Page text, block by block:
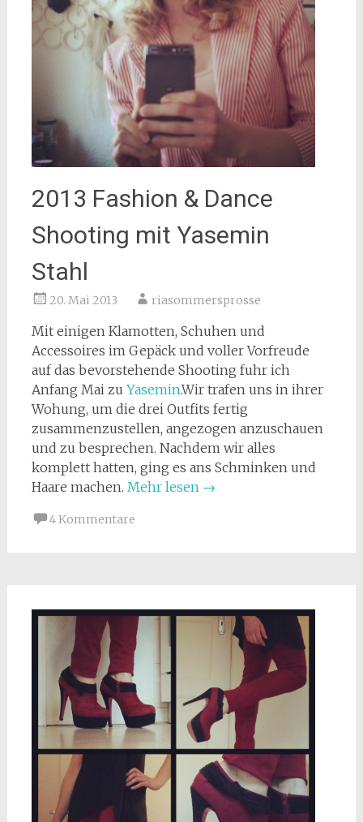
2013 Fashion & Dance
Shooting mit Yasemin
Stahl
20. Mai 2013 riasommersprosse
Mit einigen Klamotten, Schuhen und
Accessoires im Gepäck und voller Vorfreude
auf das bevorstehende Shooting fuhr ich
Anfang Mai zu Yasemin.Wir trafen uns in ihrer
Wohung, um die drei Outfits fertig
zusammenzustellen, angezogen anzuschauen
und zu besprechen. Nachdem wir alles
komplett hatten, ging es ans Schminken und
Haare machen. Mehr lesen →
4 Kommentare